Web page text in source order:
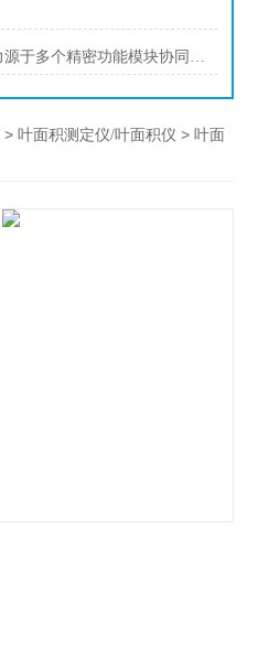
叶面积测量仪的精准测量能力源于多个精密功能模块协同设计
>叶面积测定仪/叶面积仪 > 叶面